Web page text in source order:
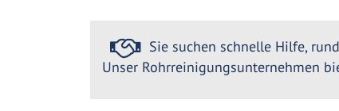
Sie suchen schnelle Hilfe,
Unser Rohrreinigungsunternehmen